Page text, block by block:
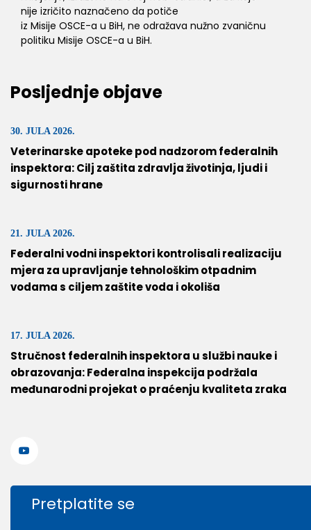
nije izričito naznačeno da potiče
iz Misije OSCE-a u BiH, ne odražava nužno zvaničnu
politiku Misije OSCE-a u BiH.
Posljednje objave
30. JULA 2026.
Veterinarske apoteke pod nadzorom federalnih
inspektora: Cilj zaštita zdravlja životinja, ljudi i
sigurnosti hrane
21. JULA 2026.
Federalni vodni inspektori kontrolisali realizaciju
mjera za upravljanje tehnološkim otpadnim
vodama s ciljem zaštite voda i okoliša
17. JULA 2026.
Stručnost federalnih inspektora u službi nauke i
obrazovanja: Federalna inspekcija podržala
međunarodni projekat o praćenju kvaliteta zraka
Pretplatite se